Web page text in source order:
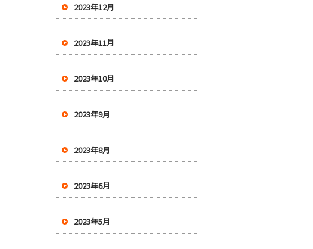
2023年12月
2023年11月
2023年10月
2023年9月
2023年8月
2023年6月
2023年5月